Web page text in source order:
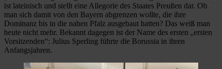
ist lateinisch und stellt eine Allegorie des Staates Preußen dar. Ob
man sich damit von den Bayern abgrenzen wollte, die ihre
Dominanz bis in die nahen Pfalz ausgebaut hatten? Das weiß man
heute nicht mehr. Bekannt dagegen ist der Name des ersten „ersten
Vorsitzenden“: Julius Sperling führte die Borussia in ihren
Anfangsjahren.